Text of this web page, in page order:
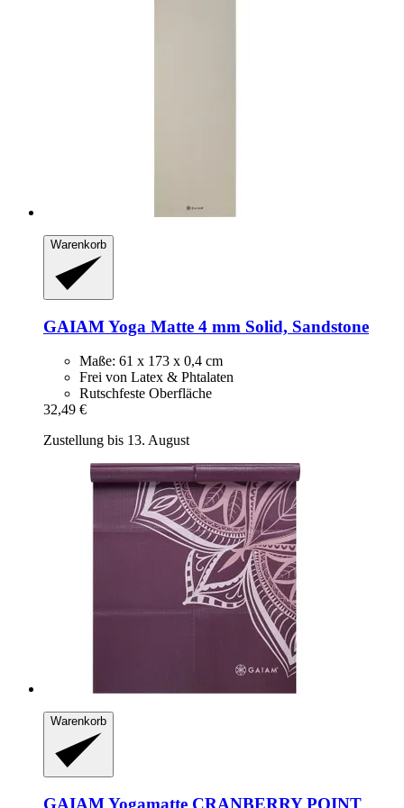
Warenkorb
GAIAMYoga Matte 4 mm Solid, Sandstone
Maße: 61 x 173 x 0,4 cm
Frei von Latex & Phtalaten
Rutschfeste Oberfläche
32,49 €
Zustellung bis 13. August
Warenkorb
GAIAMYogamatte CRANBERRY POINT